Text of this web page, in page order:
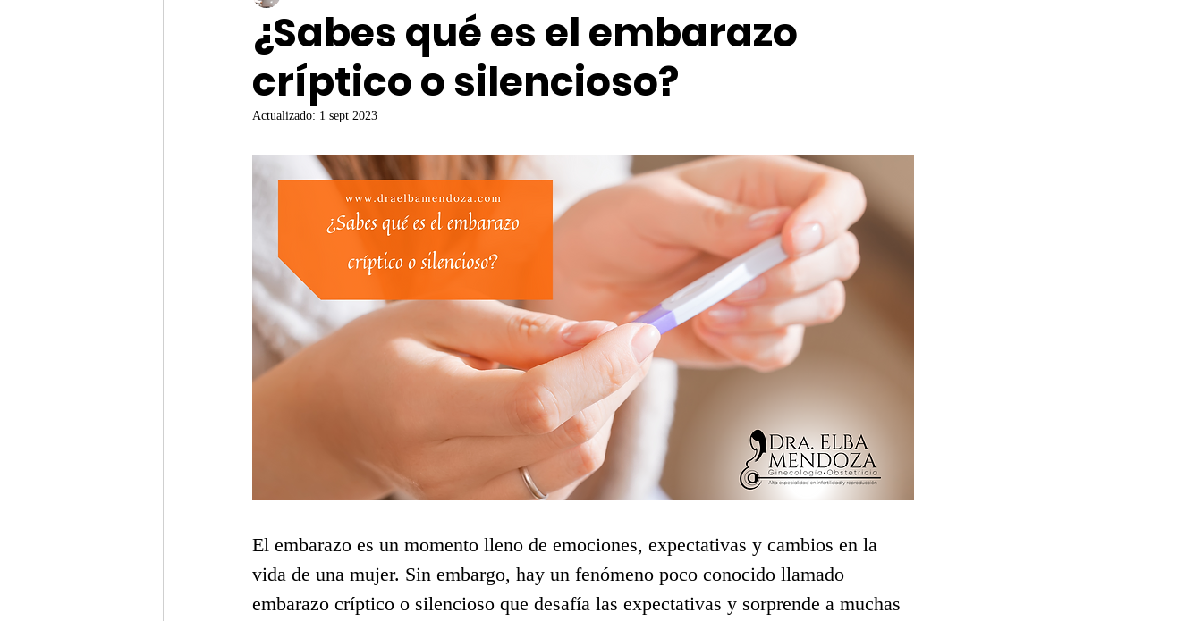
¿Sabes qué es el embarazo
críptico o silencioso?
Actualizado: 1 sept 2023
El embarazo es un momento lleno de emociones, expectativas y cambios en la
vida de una mujer. Sin embargo, hay un fenómeno poco conocido llamado
embarazo críptico o silencioso que desafía las expectativas y sorprende a muchas